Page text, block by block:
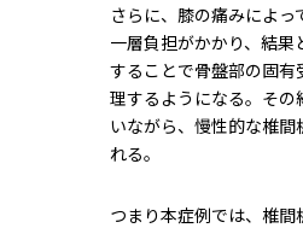
さらに、膝の痛みによ
一層負担がかかり、結
することで骨盤部の固
理するようになる。そ
いながら、慢性的な椎
れる。
つまり本症例では、椎